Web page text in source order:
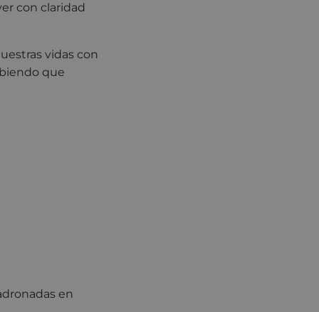
con claridad
vidas con
que
en